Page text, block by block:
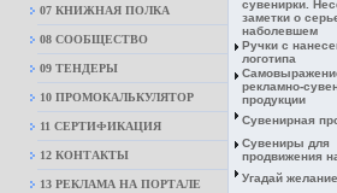
07 КНИЖНАЯ ПОЛКА
08 CООБЩЕСТВО
09 ТЕНДЕРЫ
10 ПРОМОКАЛЬКУЛЯТОР
11 СЕРТИФИКАЦИЯ
12 КОНТАКТЫ
13 РЕКЛАМА НА ПОРТАЛЕ
сувенирки.
заметки о
наболевшем
Ручки с
логотипа
рекламно-
продукции
Сувенирная
Сувениры для
продвижения
Угадай желание